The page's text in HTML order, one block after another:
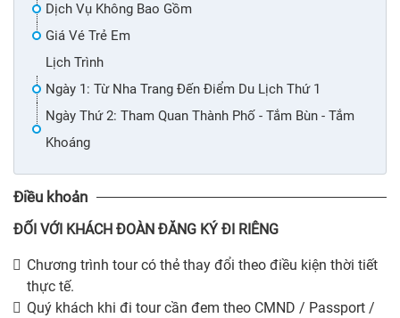
Dịch Vụ Không Bao Gồm
Giá Vé Trẻ Em
Lịch Trình
Ngày 1: Từ Nha Trang Đến Điểm Du Lịch Thứ 1
Ngày Thứ 2: Tham Quan Thành Phố - Tắm Bùn - Tắm
Khoáng
Điều khoản
ĐỐI VỚI KHÁCH ĐOÀN ĐĂNG KÝ ĐI RIÊNG
Chương trình tour có thẻ thay đổi theo điều kiện thời tiết
thực tế.
Quý khách khi đi tour cần đem theo CMND / Passport /